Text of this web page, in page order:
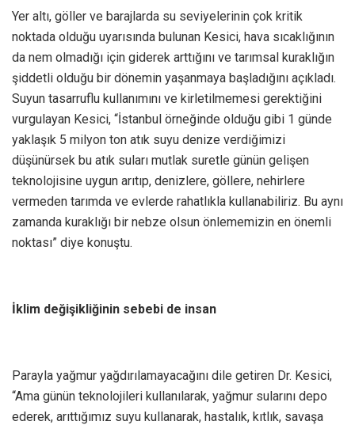
Yer altı, göller ve barajlarda su seviyelerinin çok kritik
noktada olduğu uyarısında bulunan Kesici, hava sıcaklığının
da nem olmadığı için giderek arttığını ve tarımsal kuraklığın
şiddetli olduğu bir dönemin yaşanmaya başladığını açıkladı.
Suyun tasarruflu kullanımını ve kirletilmemesi gerektiğini
vurgulayan Kesici, “İstanbul örneğinde olduğu gibi 1 günde
yaklaşık 5 milyon ton atık suyu denize verdiğimizi
düşünürsek bu atık suları mutlak suretle günün gelişen
teknolojisine uygun arıtıp, denizlere, göllere, nehirlere
vermeden tarımda ve evlerde rahatlıkla kullanabiliriz. Bu aynı
zamanda kuraklığı bir nebze olsun önlememizin en önemli
noktası” diye konuştu.
İklim değişikliğinin sebebi de insan
Parayla yağmur yağdırılamayacağını dile getiren Dr. Kesici,
“Ama günün teknolojileri kullanılarak, yağmur sularını depo
ederek, arıttığımız suyu kullanarak, hastalık, kıtlık, savaşa